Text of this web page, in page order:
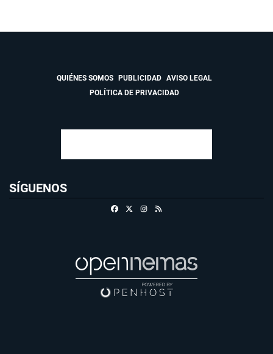
QUIÉNES SOMOS PUBLICIDAD
AVISO LEGAL
POLÍTICA DE PRIVACIDAD
SÍGUENOS
FacebookInstagram